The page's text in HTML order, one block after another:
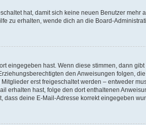
hat, damit sich keine neuen Benutzer
zu erhalten, wende dich an die Board-
eingegeben hast. Wenn diese stimmen, dann
den Anweisungen folgen,
erst freigeschaltet werden – entweder
erhalten hast, folge den dort enthaltenen
deine E-Mail-Adresse korrekt eingegeben